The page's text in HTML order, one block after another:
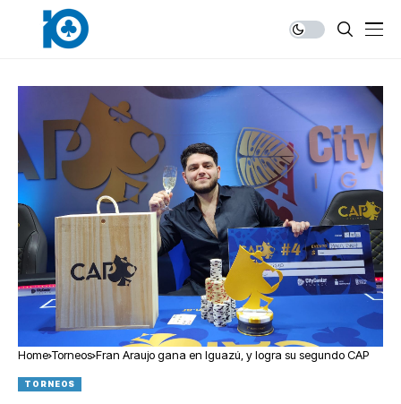
Home Torneos Fran Araujo gana en Iguazú, y logra su segundo CAP
TORNEOS